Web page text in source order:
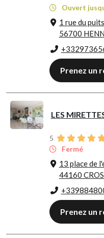
Ouvert
1 rue du
56700
Prenez un
LES
5
Fermé
13 place de
44160
Prenez un